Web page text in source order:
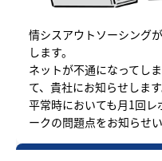
情シスアウトソーシング
します。
ネットが不通になってし
て、貴社にお知らせします
平常時においても月1回
ークの問題点をお知らせい